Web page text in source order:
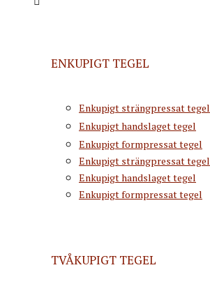
ENKUPIGT TEGEL
Enkupigt strängpressat tegel
Enkupigt handslaget tegel
Enkupigt formpressat tegel
Enkupigt strängpressat tegel
Enkupigt handslaget tegel
Enkupigt formpressat tegel
TVÅKUPIGT TEGEL